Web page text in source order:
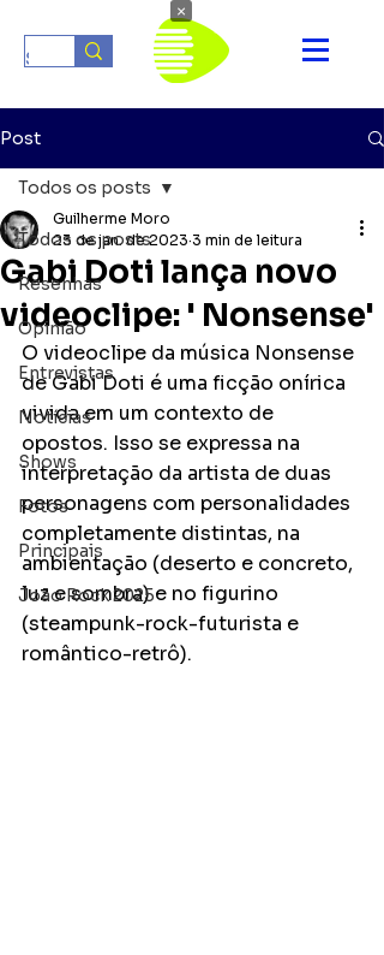
Post
Todos os posts
Resenhas
Opinião
Entrevistas
Notícias
Shows
Fotos
Principais
João Rock 2025
Todos os posts
Gabi Doti lança novo
videoclipe: ' Nonsense'
Guilherme Moro
23 de jan. de 2023 3 min de leitura
O videoclipe da música Nonsense
de Gabi Doti é uma ficção onírica
vivida em um contexto de
opostos. Isso se expressa na
interpretação da artista de duas
personagens com personalidades
completamente distintas, na
ambientação (deserto e concreto,
luz e sombra) e no figurino
(steampunk-rock-futurista e
romântico-retrô).
×